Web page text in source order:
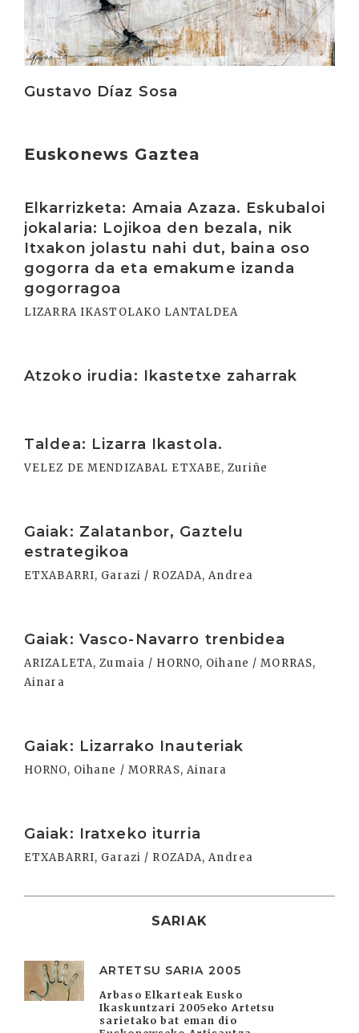
Gustavo Díaz Sosa
Euskonews Gaztea
Elkarrizketa: Amaia Azaza. Eskubaloi
jokalaria: Lojikoa den bezala, nik
Itxakon jolastu nahi dut, baina oso
gogorra da eta emakume izanda
gogorragoa
LIZARRA IKASTOLAKO LANTALDEA
Atzoko irudia: Ikastetxe zaharrak
Taldea: Lizarra Ikastola.
VELEZ DE MENDIZABAL ETXABE, Zuriñe
Gaiak: Zalatanbor, Gaztelu
estrategikoa
ETXABARRI, Garazi / ROZADA, Andrea
Gaiak: Vasco-Navarro trenbidea
ARIZALETA, Zumaia / HORNO, Oihane / MORRAS,
Ainara
Gaiak: Lizarrako Inauteriak
HORNO, Oihane / MORRAS, Ainara
Gaiak: Iratxeko iturria
ETXABARRI, Garazi / ROZADA, Andrea
SARIAK
ARTETSU SARIA 2005
Arbaso Elkarteak Eusko
Ikaskuntzari 2005eko Artetsu
sarietako bat eman dio